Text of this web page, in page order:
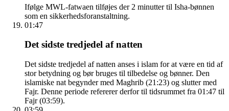
Ifølge MWL-fatwaen tilføjes der 2 minutter til Isha-bønnen
som en sikkerhedsforanstaltning.
01:47
Det sidste tredjedel af natten
Det sidste tredjedel af natten anses i islam for at være en tid af
stor betydning og bør bruges til tilbedelse og bønner. Den
islamiske nat begynder med Maghrib (21:23) og slutter med
Fajr. Denne periode refererer derfor til tidsrummet fra 01:47 til
Fajr (03:59).